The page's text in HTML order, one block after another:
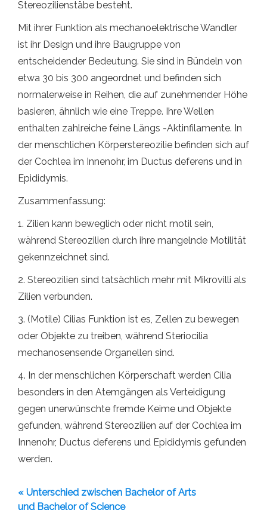
Stereozilienstäbe besteht.
Mit ihrer Funktion als mechanoelektrische Wandler
ist ihr Design und ihre Baugruppe von
entscheidender Bedeutung. Sie sind in Bündeln von
etwa 30 bis 300 angeordnet und befinden sich
normalerweise in Reihen, die auf zunehmender Höhe
basieren, ähnlich wie eine Treppe. Ihre Wellen
enthalten zahlreiche feine Längs -Aktinfilamente. In
der menschlichen Körperstereozilie befinden sich auf
der Cochlea im Innenohr, im Ductus deferens und in
Epididymis.
Zusammenfassung:
1. Zilien kann beweglich oder nicht motil sein,
während Stereozilien durch ihre mangelnde Motilität
gekennzeichnet sind.
2. Stereozilien sind tatsächlich mehr mit Mikrovilli als
Zilien verbunden.
3. (Motile) Cilias Funktion ist es, Zellen zu bewegen
oder Objekte zu treiben, während Steriocilia
mechanosensende Organellen sind.
4. In der menschlichen Körperschaft werden Cilia
besonders in den Atemgängen als Verteidigung
gegen unerwünschte fremde Keime und Objekte
gefunden, während Stereozilien auf der Cochlea im
Innenohr, Ductus deferens und Epididymis gefunden
werden.
« Unterschied zwischen Bachelor of Arts
und Bachelor of Science